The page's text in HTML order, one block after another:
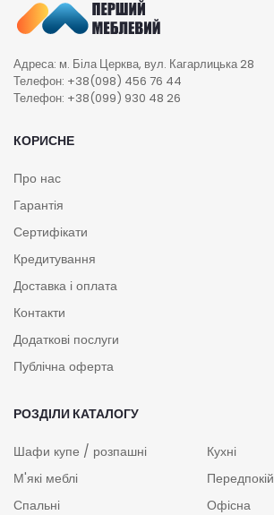
Адреса: м. Біла Церква, вул. Кагарлицька 28
Телефон: +38(098) 456 76 44
Телефон: +38(099) 930 48 26
КОРИСНЕ
Про нас
Гарантія
Сертифікати
Кредитування
Доставка і оплата
Контакти
Додаткові послуги
Публічна оферта
РОЗДІЛИ КАТАЛОГУ
Шафи купе / розпашні
М'які меблі
Спальні
Кухні
Передпокій
Офісна